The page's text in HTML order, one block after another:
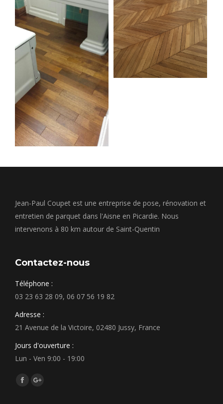
Jean-Paul Coupet est une entreprise de pose, rénovation et
entretien de parquet dans l'Aisne en Picardie. Nous
intervenons à 80 km autour de Saint-Quentin
Contactez-nous
Téléphone :
03 23 63 28 09, 06 07 56 19 82
Adresse :
21 Avenue de la Victoire, 02480 Jussy, France
Jours d'ouverture :
Lun - Ven 9:00 - 19:00
Trouvez nous sur :
FacebookGoogle+